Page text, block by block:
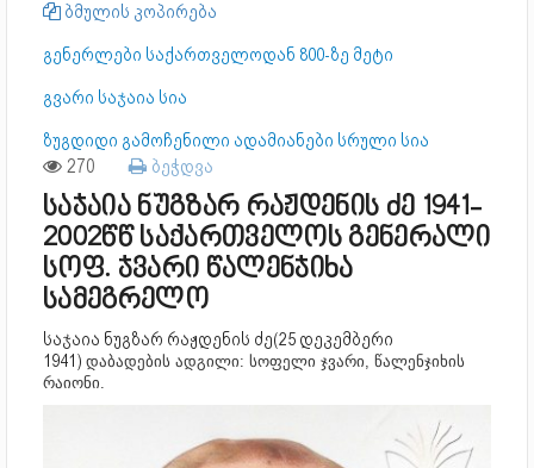
ბმულის კოპირება
გენერლები საქართველოდან 800-ზე მეტი
გვარი საჯაია სია
ზუგდიდი გამოჩენილი ადამიანები სრული სია
270 ბეჭდვა
საჯაია ნუგზარ რაჟდენის ძე 1941-
2002წწ საქართველოს გენერალი
სოფ. ჯვარი წალენჯიხა
სამეგრელო
საჯაია ნუგზარ რაჟდენის ძე(25 დეკემბერი
1941) დაბადების ადგილი: სოფელი ჯვარი, წალენჯიხის
რაიონი.